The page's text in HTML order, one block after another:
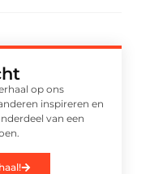
op ons
inspireren en
van een